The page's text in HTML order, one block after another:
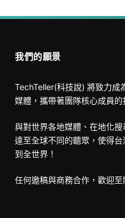
我們的願景
TechTeller(科技說) 將致力成
媒體，攜帶著團隊核心成員的
與對世界各地媒體、在地化
達至全球不同的聽眾，使得
到全世界！
任何邀稿與商務合作，歡迎至